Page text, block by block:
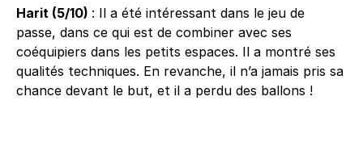
Harit (5/10) : Il a été intéressant dans le jeu de
passe, dans ce qui est de combiner avec ses
coéquipiers dans les petits espaces. Il a montré ses
qualités techniques. En revanche, il n’a jamais pris sa
chance devant le but, et il a perdu des ballons !